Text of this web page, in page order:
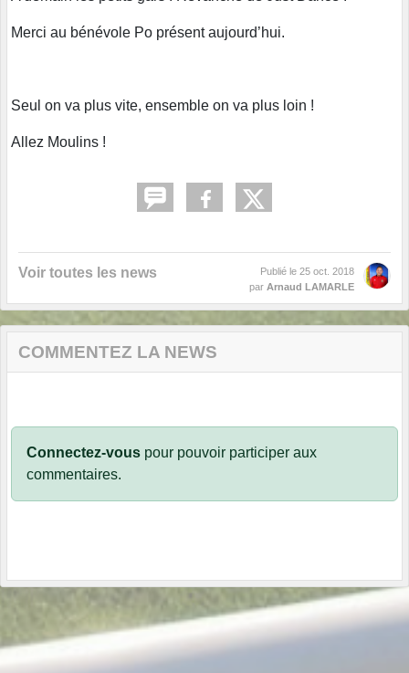
Merci au bénévole Po présent aujourd’hui.
Seul on va plus vite, ensemble on va plus loin !
Allez Moulins !
Voir toutes les news Publié le 25 oct. 2018
par Arnaud LAMARLE
COMMENTEZ LA NEWS
Connectez-vous pour pouvoir participer aux
commentaires.